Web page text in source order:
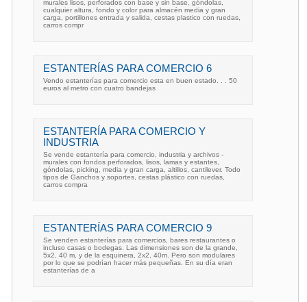
murales lisos, perforados con base y sin base, góndolas,
cualquier altura, fondo y color para almacén media y gran
carga, portillones entrada y salida, cestas plastico con ruedas,
carros compr
ESTANTERÍAS PARA COMERCIO 6
Vendo estanterías para comercio esta en buen estado. . . 50
euros al metro con cuatro bandejas
ESTANTERÍA PARA COMERCIO Y
INDUSTRIA
Se vende estantería para comercio, industria y archivos -
murales con fondos perforados, lisos, lamas y estantes,
góndolas, picking, media y gran carga, altillos, cantilever. Todo
tipos de Ganchos y soportes, cestas plástico con ruedas,
carros compra
ESTANTERÍAS PARA COMERCIO 9
Se venden estanterías para comercios, bares restaurantes o
incluso casas o bodegas. Las dimensiones son de la grande,
5x2, 40 m, y de la esquinera, 2x2, 40m. Pero son modulares
por lo que se podrían hacer más pequeñas. En su día eran
estanterías de a